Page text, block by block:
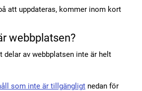
att uppdateras, kommer inom kort
webbplatsen?
delar av webbplatsen inte är helt
som inte är tillgängligtnedan för